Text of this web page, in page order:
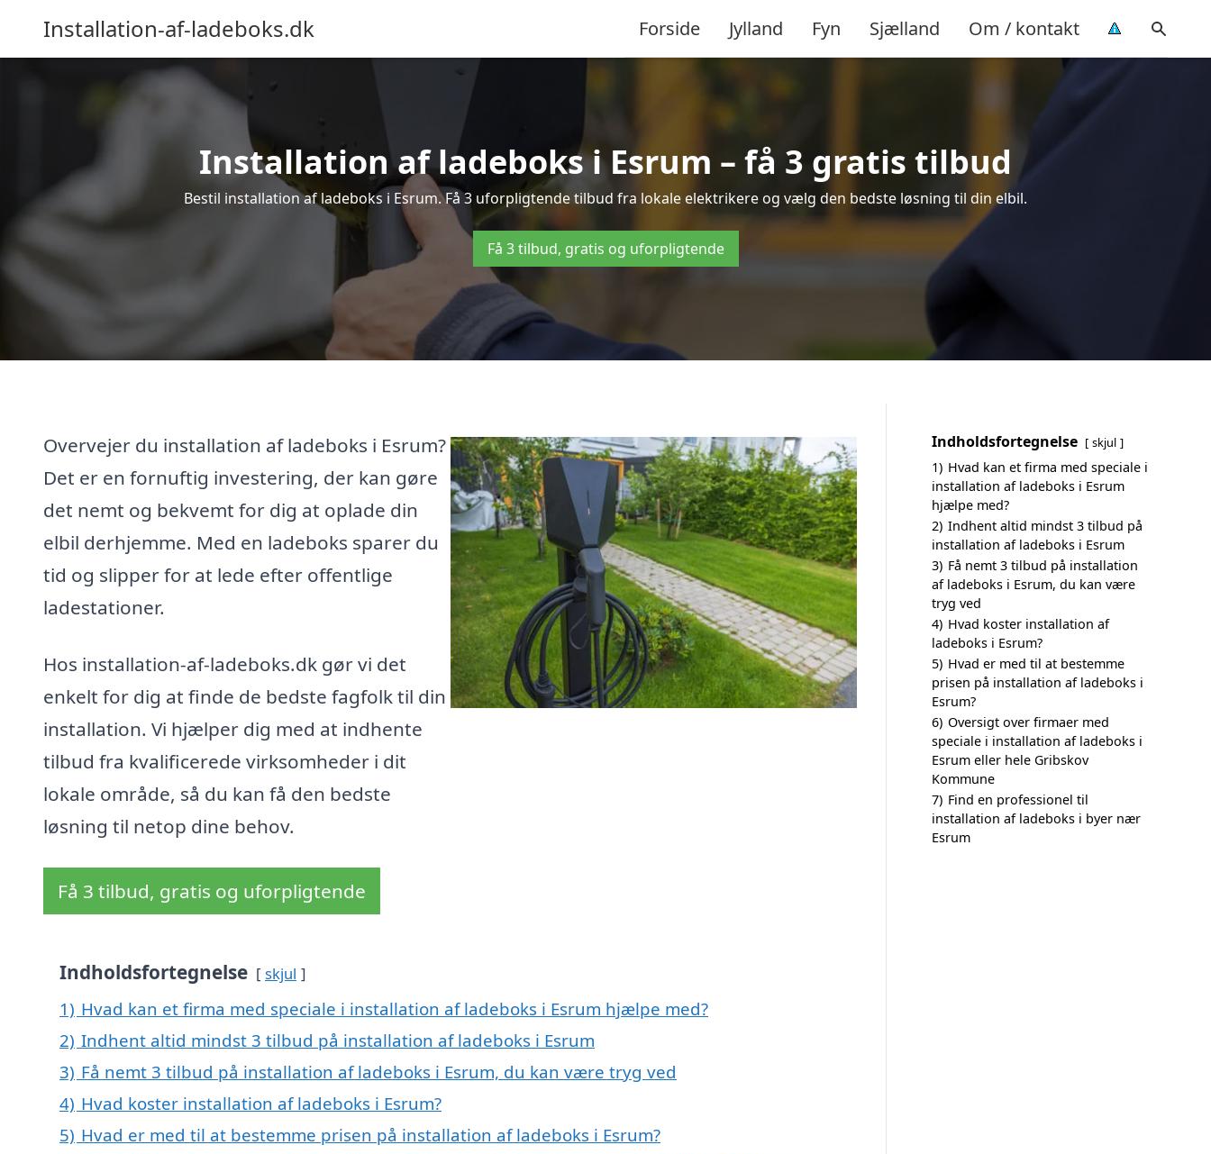
Installation-af-ladeboks.dk Forside Jylland Fyn Sjælland Om / kontakt
Installation af ladeboks i Esrum – få 3 gratis tilbud
Bestil installation af ladeboks i Esrum. Få 3 uforpligtende tilbud fra lokale elektrikere og vælg den bedste løsning til din elbil.
Få 3 tilbud, gratis og uforpligtende
Overvejer du installation af ladeboks i Esrum?
Det er en fornuftig investering, der kan gøre
det nemt og bekvemt for dig at oplade din
elbil derhjemme. Med en ladeboks sparer du
tid og slipper for at lede efter offentlige
ladestationer.
Hos installation-af-ladeboks.dk gør vi det
enkelt for dig at finde de bedste fagfolk til din
installation. Vi hjælper dig med at indhente
tilbud fra kvalificerede virksomheder i dit
lokale område, så du kan få den bedste
løsning til netop dine behov.
Få 3 tilbud, gratis og uforpligtende
Indholdsfortegnelse skjul
1) Hvad kan et firma med speciale i installation af ladeboks i Esrum hjælpe med?
2) Indhent altid mindst 3 tilbud på installation af ladeboks i Esrum
3) Få nemt 3 tilbud på installation af ladeboks i Esrum, du kan være tryg ved
4) Hvad koster installation af ladeboks i Esrum?
5) Hvad er med til at bestemme prisen på installation af ladeboks i Esrum?
Indholdsfortegnelse skjul
1) Hvad kan et firma med speciale i
installation af ladeboks i Esrum
hjælpe med?
2) Indhent altid mindst 3 tilbud på
installation af ladeboks i Esrum
3) Få nemt 3 tilbud på installation
af ladeboks i Esrum, du kan være
tryg ved
4) Hvad koster installation af
ladeboks i Esrum?
5) Hvad er med til at bestemme
prisen på installation af ladeboks i
Esrum?
6) Oversigt over firmaer med
speciale i installation af ladeboks i
Esrum eller hele Gribskov
Kommune
7) Find en professionel til
installation af ladeboks i byer nær
Esrum